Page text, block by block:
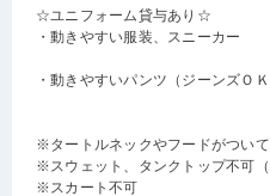
☆ユニフォーム貸与あり☆
・動きやすい服装、スニーカー
・動きやすいパンツ（ジーンズＯ
※タートルネックやフードがつい
※スウェット、タンクトップ不可（
※スカート不可